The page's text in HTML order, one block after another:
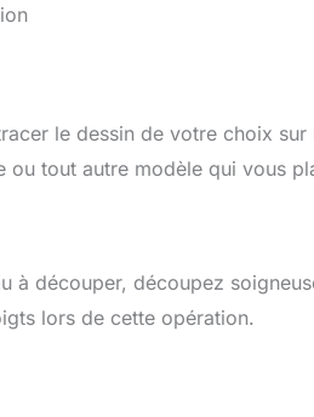
le dessin de votre choix
ou tout autre modèle qui vous
à découper, découpez
lors de cette opération.